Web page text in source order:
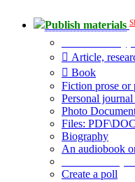
Publish materials
Article,
Book
Fiction prose or
Personal
Photo
Files:
Biography
An audiobook
Create a poll